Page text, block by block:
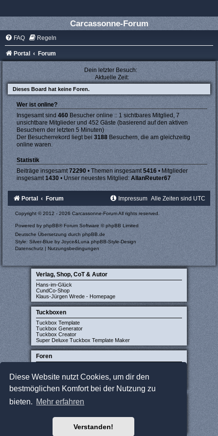
Diese Website nutzt Cookies, um dir den
bestmöglichen Komfort bei der Nutzung zu
bieten. Mehr erfahren
Verstanden!
Carcassonne-Forum
FAQ Regeln
Portal Forum
Dein letzter Besuch:
Aktuelle Zeit:
Dieses Board hat keine Foren.
Wer ist online?
Insgesamt sind460Besucher online :: 1 sichtbares Mitglied, 7
unsichtbare Mitglieder und 452 Gäste (basierend auf den aktiven
Besuchern der letzten 5 Minuten)
Der Besucherrekord liegt bei3188Besuchern, die am gleichzeitig
online waren.
Statistik
Beiträge insgesamt72290• Themen insgesamt5416 • Mitglieder
insgesamt1430 • Unser neuestes Mitglied: AllanReuter67
Portal Forum Alle Zeiten sind UTC
Impressum
Copyright © 2012 - 2026 Carcassonne-Forum All rights reserved.
Powered by phpBB® Forum Software © phpBB Limited
Deutsche Übersetzung durch phpBB.de
Style: Silver-Blue by Joyce&Luna phpBB-Style-Design
Datenschutz | Nutzungsbedingungen
Verlag, Shop, CoT & Autor
Hans-im-Glück
CundCo-Shop
Klaus-Jürgen Wrede - Homepage
Tuckboxen
Tuckbox Template
Tuckbox Generator
Tuckbox Creator
Super Deluxe Tuckbox Template Maker
Foren
CarcassonneCentral (englisch)
Carcassonne Latvija (lettisch)
Carcassonne CZ (tschechisch)
Sonstige Seiten
Gesellschaftsspieler gesucht
BoardGameGeek